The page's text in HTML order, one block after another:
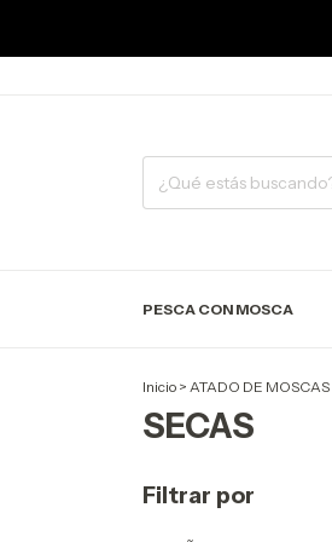
PESCA CON MOSCA
Inicio > ATADO DE MOSCAS
SECAS
Filtrar por